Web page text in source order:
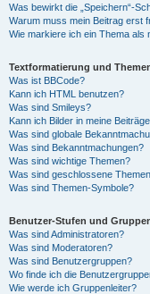
Was bewirkt die „Speichern“-
Warum muss mein Beitrag erst
Wie markiere ich ein Thema als
Textformatierung und
Was ist BBCode?
Kann ich HTML benutzen?
Was sind Smileys?
Kann ich Bilder in meine
Was sind globale
Was sind Bekanntmachungen?
Was sind wichtige Themen?
Was sind geschlossene
Was sind Themen-Symbole?
Benutzer-Stufen und
Was sind Administratoren?
Was sind Moderatoren?
Was sind Benutzergruppen?
Wo finde ich die
Wie werde ich Gruppenleiter?